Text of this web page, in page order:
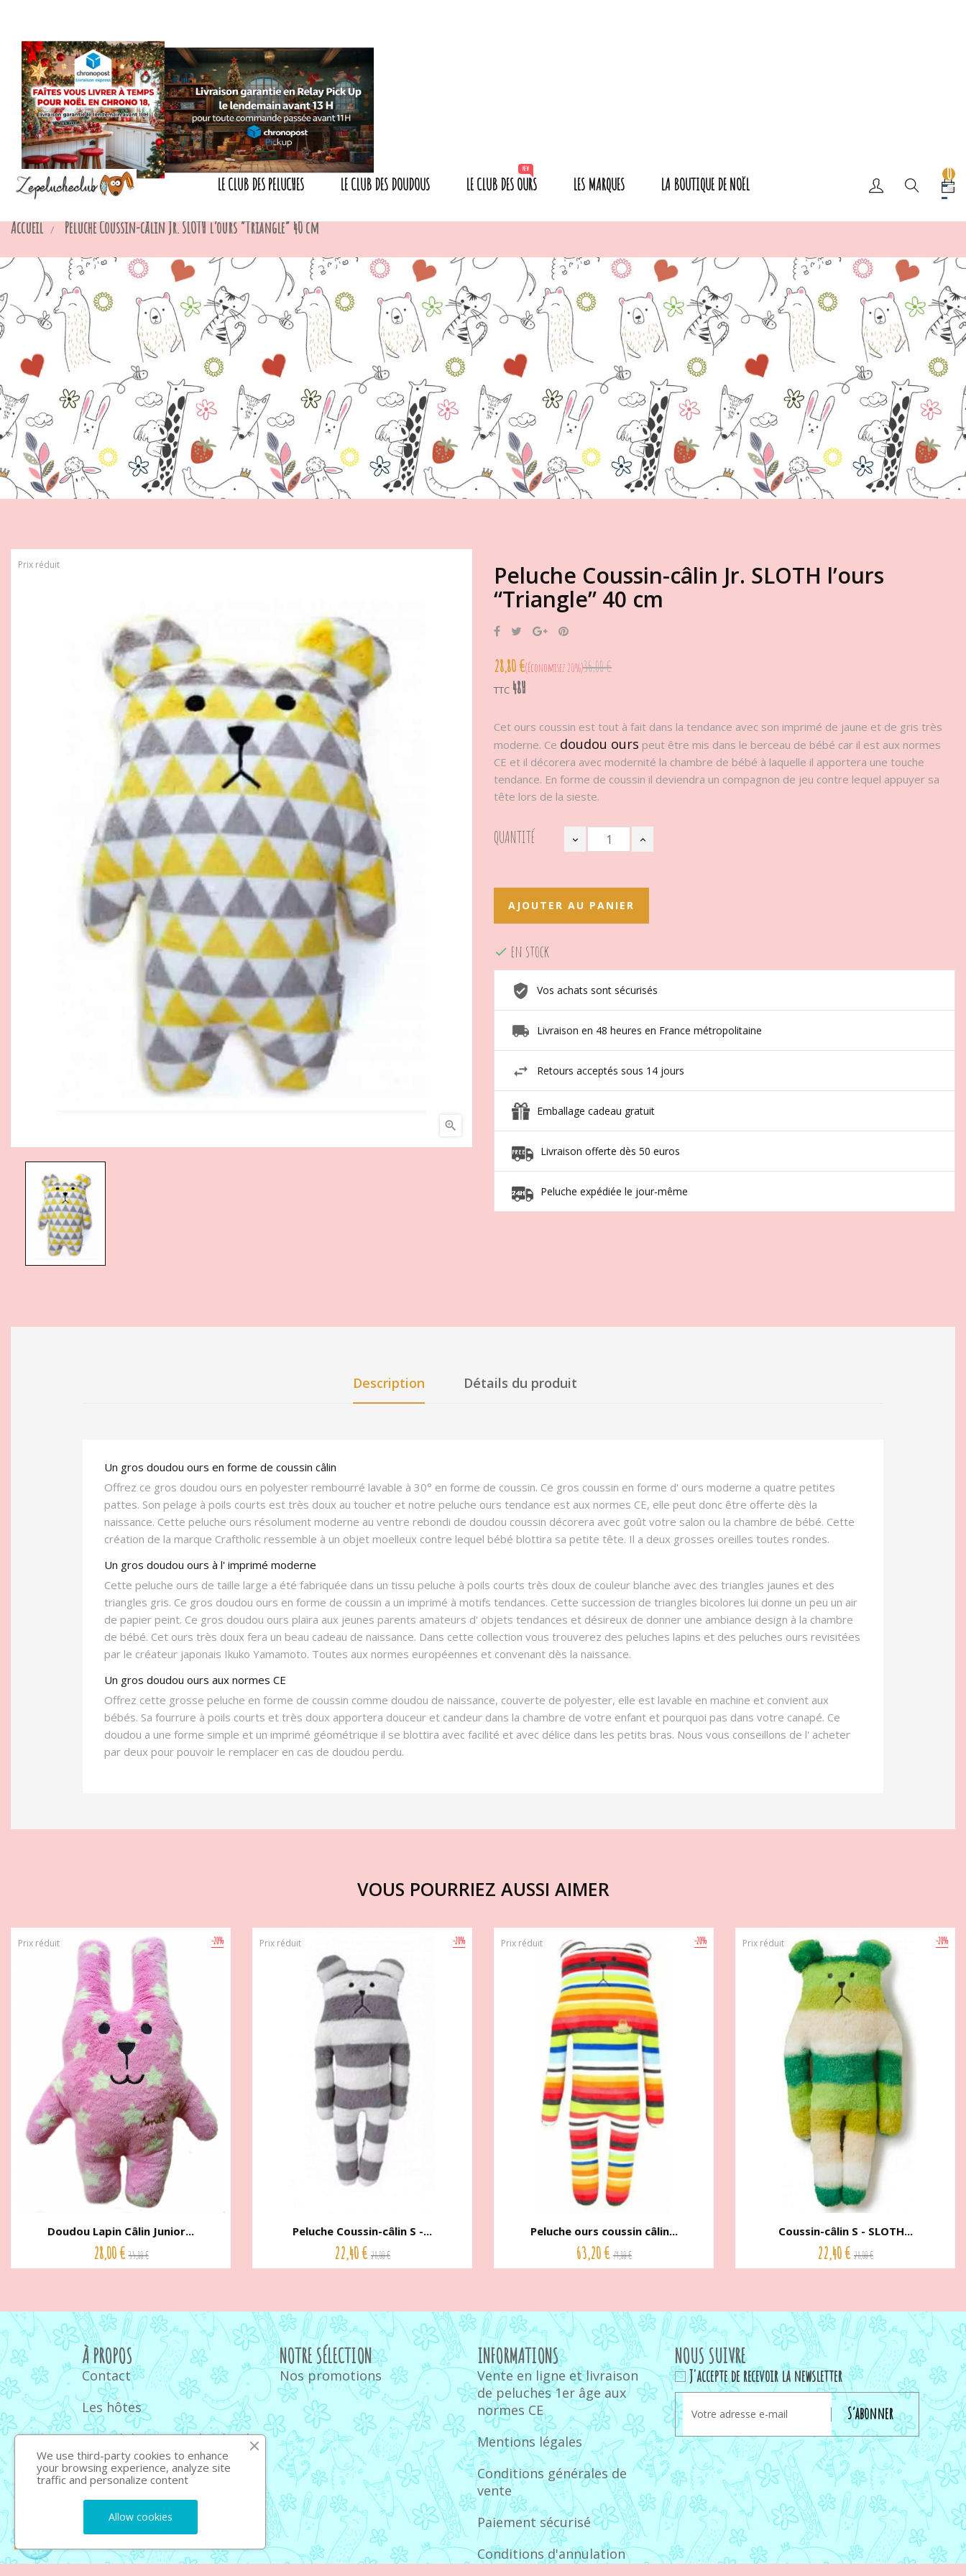
LE CLUB DES PELUCHES LE CLUB DES DOUDOUS LE CLUB DES OURS
NEW
LES MARQUES LA BOUTIQUE DE NOËL
0
Accueil Peluche Coussin-câlin Jr. SLOTH l’ours “Triangle” 40 cm
Prix réduit

Peluche Coussin-câlin Jr. SLOTH l’ours
“Triangle” 40 cm
PartagerTweet Google+
28,80 € Économisez 20%36,00 €
TTC 48H
Cet ours coussin est tout à fait dans la tendance avec son imprimé de jaune et de gris très
moderne. Ce doudou ours peut être mis dans le berceau de bébé car il est aux normes
CE et il décorera avec modernité la chambre de bébé à laquelle il apportera une touche
tendance. En forme de coussin il deviendra un compagnon de jeu contre lequel appuyer sa
tête lors de la sieste.
QUANTITÉ
AJOUTER AU PANIER
 en stock
Vos achats sont sécurisés
Livraison en 48 heures en France métropolitaine
Retours acceptés sous 14 jours
Emballage cadeau gratuit
Livraison offerte dès 50 euros
Peluche expédiée le jour-même
Description Détails du produit
Un gros doudou ours en forme de coussin câlin
Offrez ce gros doudou ours en polyester rembourré lavable à 30° en forme de coussin. Ce gros coussin en forme d' ours moderne a quatre petites
pattes. Son pelage à poils courts est très doux au toucher et notre peluche ours tendance est aux normes CE, elle peut donc être offerte dès la
naissance. Cette peluche ours résolument moderne au ventre rebondi de doudou coussin décorera avec goût votre salon ou la chambre de bébé. Cette
création de la marque Craftholic ressemble à un objet moelleux contre lequel bébé blottira sa petite tête. Il a deux grosses oreilles toutes rondes.
Un gros doudou ours à l' imprimé moderne
Cette peluche ours de taille large a été fabriquée dans un tissu peluche à poils courts très doux de couleur blanche avec des triangles jaunes et des
triangles gris. Ce gros doudou ours en forme de coussin a un imprimé à motifs tendances. Cette succession de triangles bicolores lui donne un peu un air
de papier peint. Ce gros doudou ours plaira aux jeunes parents amateurs d' objets tendances et désireux de donner une ambiance design à la chambre
de bébé. Cet ours très doux fera un beau cadeau de naissance. Dans cette collection vous trouverez des peluches lapins et des peluches ours revisitées
par le créateur japonais Ikuko Yamamoto. Toutes aux normes européennes et convenant dès la naissance.
Un gros doudou ours aux normes CE
Offrez cette grosse peluche en forme de coussin comme doudou de naissance, couverte de polyester, elle est lavable en machine et convient aux
bébés. Sa fourrure à poils courts et très doux apportera douceur et candeur dans la chambre de votre enfant et pourquoi pas dans votre canapé. Ce
doudou a une forme simple et un imprimé géométrique il se blottira avec facilité et avec délice dans les petits bras. Nous vous conseillons de l' acheter
par deux pour pouvoir le remplacer en cas de doudou perdu.
VOUS POURRIEZ AUSSI AIMER
-20%
Prix réduit
Doudou Lapin Câlin Junior...
28,00 € 35,00 €
-20%
Prix réduit
Peluche Coussin-câlin S -...
22,40 € 28,00 €
-20%
Prix réduit
Peluche ours coussin câlin...
63,20 € 79,00 €
-20%
Prix réduit
Coussin-câlin S - SLOTH...
22,40 € 28,00 €
À PROPOS
Contact
Les hôtes
Quand donner un doudou à
bébé
Quel ours en peluche
choisir : guide et conseils
2026
NOTRE SÉLECTION
Nos promotions
INFORMATIONS
Vente en ligne et livraison
de peluches 1er âge aux
normes CE
Mentions légales
Conditions générales de
vente
Paiement sécurisé
Conditions d'annulation
NOUS SUIVRE
J'accepte de recevoir la newsletter
S’abonner
We use third-party cookies to enhance
your browsing experience, analyze site
traffic and personalize content
Allow cookies